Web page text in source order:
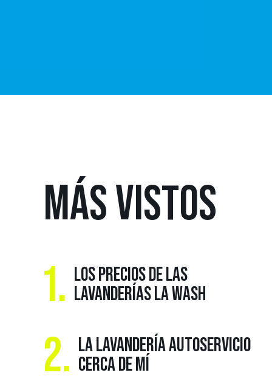
MÁS VISTOS
1. LOS PRECIOS DE LAS
LAVANDERÍAS LA WASH
2. LA LAVANDERÍA AUTOSERVICIO
CERCA DE MÍ